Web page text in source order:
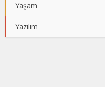
Yaşam
Yazılım